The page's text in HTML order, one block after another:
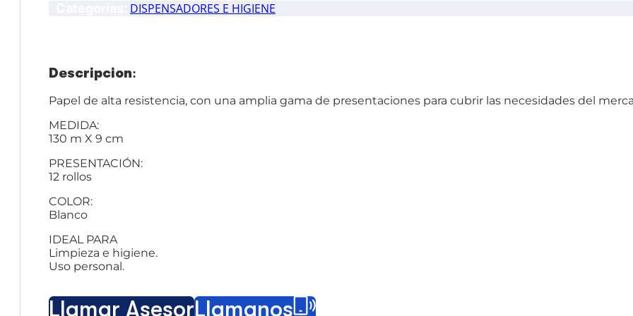
DISPENSADORES E HIGIENE
Descripción:
Papel de alta resistencia, con una amplia gama de presentaciones para cubrir las necesidades del
MEDIDA:
130 m X 9 cm
PRESENTACIÓN:
12 rollos
COLOR:
Blanco
IDEAL PARA
Limpieza e higiene.
Uso personal.
Llamar AsesorLlámanos